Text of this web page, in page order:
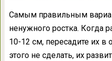
Самым правильным
ненужного ростка. Когда
10-12 см, пересадите их в
этого не сделать, их